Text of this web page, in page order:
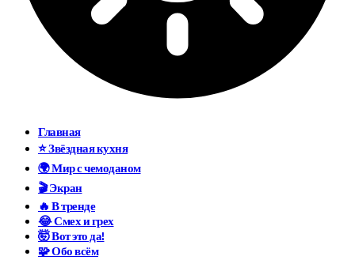
Главная
⭐ Звёздная кухня
🌍 Мир с чемоданом
🎬 Экран
🔥 В тренде
😂 Смех и грех
🤯 Вот это да!
🧩 Обо всём